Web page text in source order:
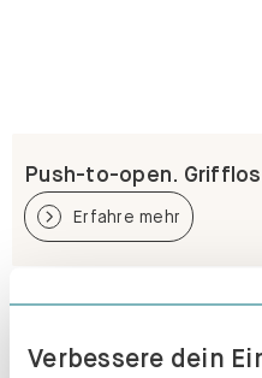
Verbessere dein
Push-to-open.
Erfahre mehr